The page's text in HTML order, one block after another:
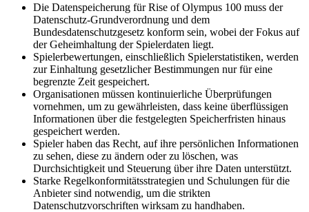
Die Datenspeicherung für Rise of Olympus 100 muss der
Datenschutz-Grundverordnung und dem
Bundesdatenschutzgesetz konform sein, wobei der Fokus auf
der Geheimhaltung der Spielerdaten liegt.
Spielerbewertungen, einschließlich Spielerstatistiken, werden
zur Einhaltung gesetzlicher Bestimmungen nur für eine
begrenzte Zeit gespeichert.
Organisationen müssen kontinuierliche Überprüfungen
vornehmen, um zu gewährleisten, dass keine überflüssigen
Informationen über die festgelegten Speicherfristen hinaus
gespeichert werden.
Spieler haben das Recht, auf ihre persönlichen Informationen
zu sehen, diese zu ändern oder zu löschen, was
Durchsichtigkeit und Steuerung über ihre Daten unterstützt.
Starke Regelkonformitätsstrategien und Schulungen für die
Anbieter sind notwendig, um die strikten
Datenschutzvorschriften wirksam zu handhaben.